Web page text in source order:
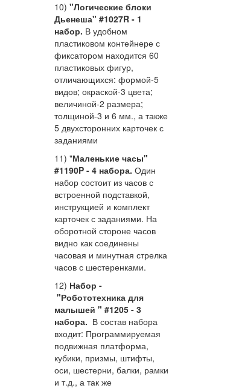
10) "Логические блоки
Дьенеша" #1027R - 1
набор. В удобном
пластиковом контейнере с
фиксатором находится 60
пластиковых фигур,
отличающихся: формой-5
видов; окраской-3 цвета;
величиной-2 размера;
толщиной-3 и 6 мм., а также
5 двухсторонних карточек с
заданиями
11) "Маленькие часы"
#1190P - 4 набора. Один
набор состоит из часов с
встроенной подставкой,
инструкцией и комплект
карточек с заданиями. На
оборотной стороне часов
видно как соединены
часовая и минутная стрелка
часов с шестеренками.
12) Набор -
"Робототехника для
малышей " #1205 - 3
набора. В состав набора
входит: Программируемая
подвижная платформа,
кубики, призмы, штифты,
оси, шестерни, балки, рамки
и т.д., а так же